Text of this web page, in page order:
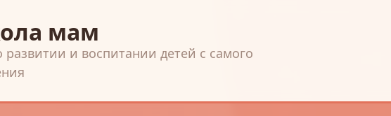
мам
развитии и воспитании детей с самого